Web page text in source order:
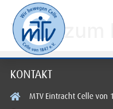
Yoga zum
KONTAKT
MTV Eintracht Celle von